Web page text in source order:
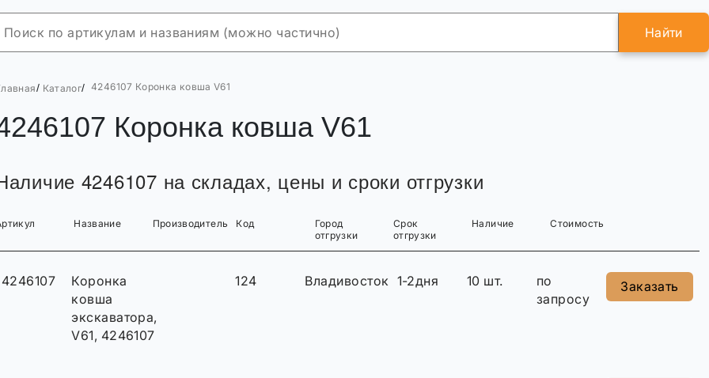
Найти
/ Каталог/ 4246107 Коронка ковша V61
Коронка ковша V61
4246107 на складах, цены и сроки отгрузки
Название Производитель Код
Город
отгрузки
Срок
отгрузки
Наличие Стоимость
4246107
Коронка
ковша
экскаватора,
V61, 4246107
124 Владивосток 1-2дня 10 шт.
по
запросу
Заказать